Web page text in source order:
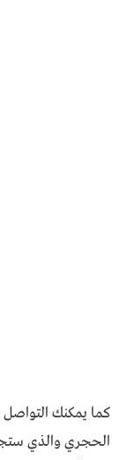
كما يمكنك
الحجري والذي